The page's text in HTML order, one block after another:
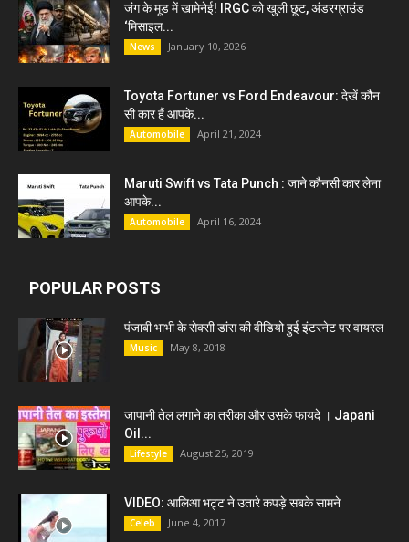
जंग के मूड में खामेनेई! IRGC को खुली छूट, अंडरग्राउंड
‘मिसाइल...
News January 10, 2026
Toyota Fortuner vs Ford Endeavour: देखें कौन
सी कार हैं आपके...
Automobile April 21, 2024
Maruti Swift vs Tata Punch : जाने कौनसी कार लेना
आपके...
Automobile April 16, 2024
POPULAR POSTS
पंजाबी भाभी के सेक्सी डांस की वीडियो हुई इंटरनेट पर वायरल
Music May 8, 2018
जापानी तेल लगाने का तरीका और उसके फायदे । Japani
Oil...
Lifestyle August 25, 2019
VIDEO: आलिआ भट्ट ने उतारे कपड़े सबके सामने
Celeb June 4, 2017